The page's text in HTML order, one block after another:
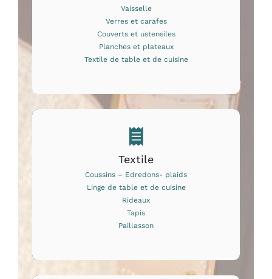
Vaisselle
Verres et carafes
Couverts et ustensiles
Planches et plateaux
Textile de table et de cuisine
Textile
Coussins – Edredons- plaids
Linge de table et de cuisine
Rideaux
Tapis
Paillasson